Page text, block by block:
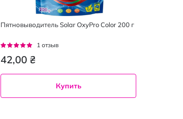
Пятновыводитель Solar OxyPro Color 200 г
Рейтинг:
1отзыв
42,00 ₴
Купить